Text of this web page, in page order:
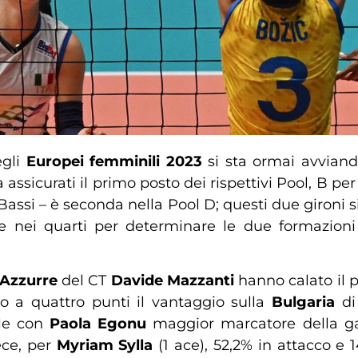
Europei femminili 2023 si sta ormai
assicurati il primo posto dei rispettivi Pool, B
– è seconda nella Pool D; questi due gironi
quarti per determinare le due formazioni
del CT Davide Mazzantihanno calato il
a quattro punti il vantaggio sulla Bulgaria
con Paola Egonu maggior marcatore della
per Myriam Sylla (1 ace), 52,2% in attacco e